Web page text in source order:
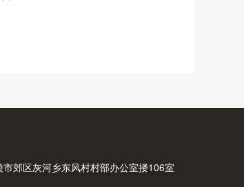
市郊区灰河乡东风村村部办公室搂106室